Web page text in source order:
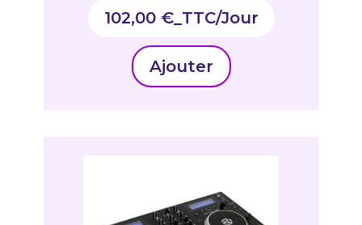
102,00 €_TTC
Ajouter